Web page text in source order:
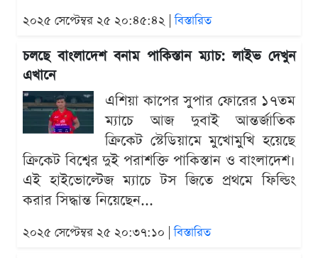
২০২৫ সেপ্টেম্বর ২৫ ২০:৪৫:৪২ |বিস্তারিত
চলছে বাংলাদেশ বনাম পাকিস্তান ম্যাচ: লাইভ দেখুন
এখানে
এশিয়া কাপের সুপার ফোরের ১৭তম
ম্যাচে আজ দুবাই আন্তর্জাতিক
ক্রিকেট স্টেডিয়ামে মুখোমুখি হয়েছে
ক্রিকেট বিশ্বের দুই পরাশক্তি পাকিস্তান ও বাংলাদেশ।
এই হাইভোল্টেজ ম্যাচে টস জিতে প্রথমে ফিল্ডিং
করার সিদ্ধান্ত নিয়েছেন...
২০২৫ সেপ্টেম্বর ২৫ ২০:৩৭:১০ |বিস্তারিত